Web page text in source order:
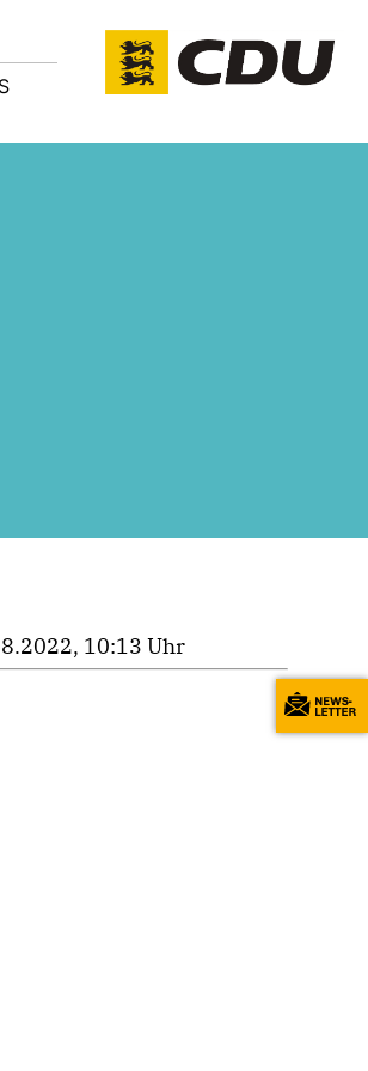
10:13 Uhr